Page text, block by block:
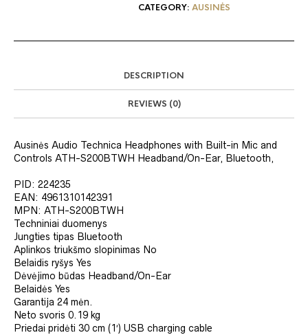
CATEGORY: AUSINĖS
DESCRIPTION
REVIEWS (0)
Ausinės Audio Technica Headphones with Built-in Mic and
Controls ATH-S200BTWH Headband/On-Ear, Bluetooth,
PID: 224235
EAN: 4961310142391
MPN: ATH-S200BTWH
Techniniai duomenys
Jungties tipas Bluetooth
Aplinkos triukšmo slopinimas No
Belaidis ryšys Yes
Dėvėjimo būdas Headband/On-Ear
Belaidės Yes
Garantija 24 mėn.
Neto svoris 0.19 kg
Priedai pridėti 30 cm (1′) USB charging cable